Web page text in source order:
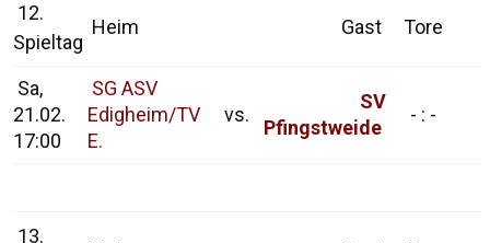
12.
Spieltag
Heim Gast Tore
Sa,
21.02.
17:00
SG ASV
Edigheim/TV
E.
vs.
SV
Pfingstweide
- : -
13.